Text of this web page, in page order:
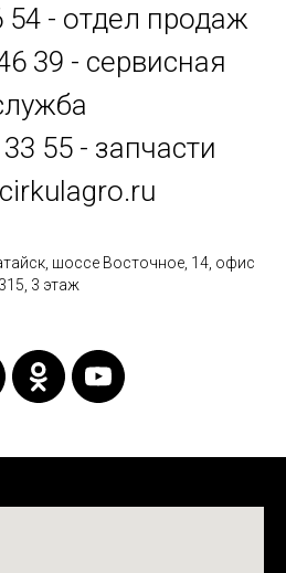
54 - отдел продаж
39 - сервисная
55 - запчасти
шоссе Восточное, 14, офис
315, 3 этаж